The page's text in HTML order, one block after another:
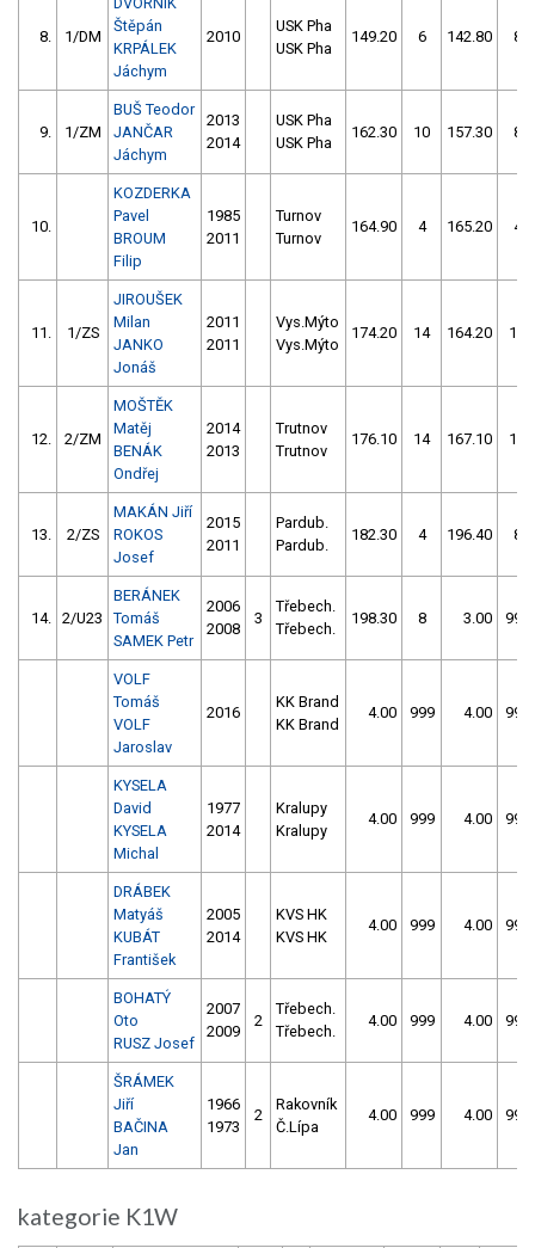
8. 1/DM
Štěpán
KRPÁLEK
Jáchym
2010
USK Pha
USK Pha
149.20 6 142.80 8
9. 1/ZM
BUŠ Teodor
JANČAR
Jáchym
2013
2014
USK Pha
USK Pha
162.30 10 157.30 8
10.
KOZDERKA
Pavel
BROUM
Filip
1985
2011
Turnov
Turnov
164.90 4 165.20 4
11. 1/ZS
JIROUŠEK
Milan
JANKO
Jonáš
2011
2011
Vys.Mýto
Vys.Mýto
174.20 14 164.20 16
12. 2/ZM
MOŠTĚK
Matěj
BENÁK
Ondřej
2014
2013
Trutnov
Trutnov
176.10 14 167.10 18
13. 2/ZS
MAKÁN Jiří
ROKOS
Josef
2015
2011
Pardub.
Pardub.
182.30 4 196.40 8
14. 2/U23
BERÁNEK
Tomáš
SAMEK Petr
2006
2008
3
Třebech.
Třebech.
198.30 8 3.00 999
VOLF
Tomáš
VOLF
Jaroslav
2016
KK Brand
KK Brand
4.00 999 4.00 999
KYSELA
David
KYSELA
Michal
1977
2014
Kralupy
Kralupy
4.00 999 4.00 999
DRÁBEK
Matyáš
KUBÁT
František
2005
2014
KVS HK
KVS HK
4.00 999 4.00 999
BOHATÝ
Oto
RUSZ Josef
2007
2009
2
Třebech.
Třebech.
4.00 999 4.00 999
ŠRÁMEK
Jiří
BAČINA
Jan
1966
1973
2
Rakovník
Č.Lípa
4.00 999 4.00 999
kategorie K1W